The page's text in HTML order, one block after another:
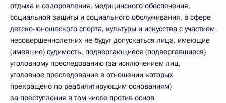
отдыха и оздоровления, медицинского обеспечения,
социальной защиты и социального обслуживания, в сфере
детско-юношеского спорта, культуры и искусства с участием
несовершеннолетних не будут допускаться лица, имеющие
(имевшие) судимость, подвергающиеся (подвергавшиеся)
уголовному преследованию (за исключением лиц,
уголовное преследование в отношении которых
прекращено по реабилитирующим основаниям)
за преступления в том числе против основ